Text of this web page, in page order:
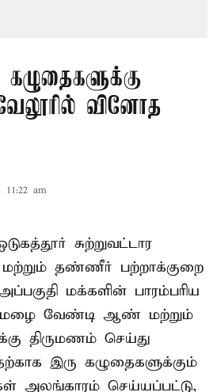
வினோத
11:22 am
சுற்றுவட்டார
மற்றும் தண்ணீர் பற்றாக்குறை
மக்களின் பாரம்பரிய
மழை வேண்டி ஆண் மற்றும்
திருமணம் செய்து
இரு கழுதைகளுக்கும்
செய்யப்பட்டு,